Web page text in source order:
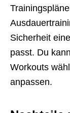
Sicherheit
passt. Du
Workouts
anpassen.